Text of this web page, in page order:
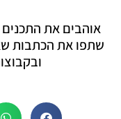
אוהבים את התכנים
שתפו את הכתבות